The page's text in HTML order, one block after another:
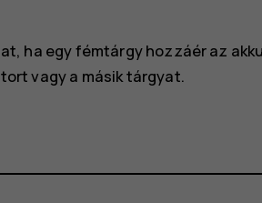
ha egy fémtárgy hozzáér az
vagy a másik tárgyat.